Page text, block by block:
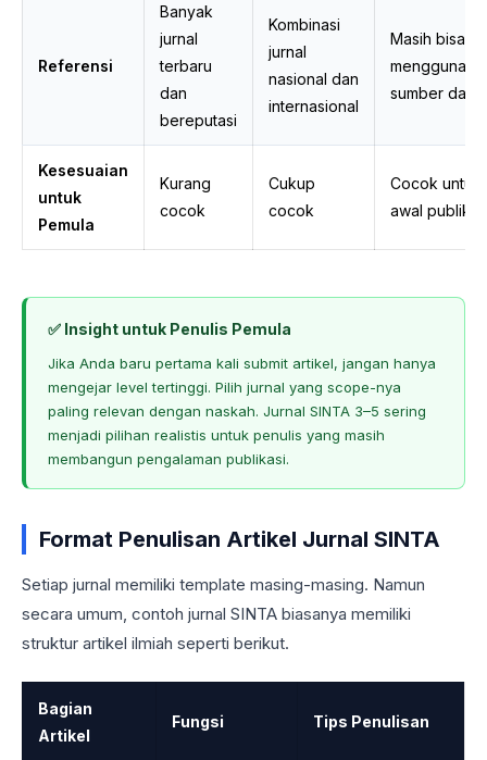
Referensi
Banyak
jurnal
terbaru
dan
bereputasi
Kombinasi
jurnal
nasional dan
internasional
Masih bisa
sumber dasar
Kesesuaian
untuk
Pemula
Kurang
cocok
Cukup
cocok
Cocok untuk
awal
✅ Insight untuk Penulis Pemula
Jika Anda baru pertama kali submit artikel, jangan hanya
mengejar level tertinggi. Pilih jurnal yang scope-nya
paling relevan dengan naskah. Jurnal SINTA 3–5 sering
menjadi pilihan realistis untuk penulis yang masih
membangun pengalaman publikasi.
Format Penulisan Artikel Jurnal SINTA
Setiap jurnal memiliki template masing-masing. Namun
secara umum, contoh jurnal SINTA biasanya memiliki
struktur artikel ilmiah seperti berikut.
Bagian
Artikel
Fungsi Tips Penulisan